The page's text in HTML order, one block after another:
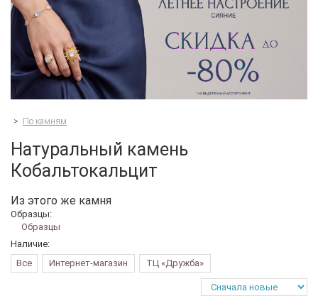
> По камням
Натуральный камень
Кобальтокальцит
Из этого же камня
Образцы:
Образцы
Наличие:
Все
Интернет-магазин ТЦ «Дружба»